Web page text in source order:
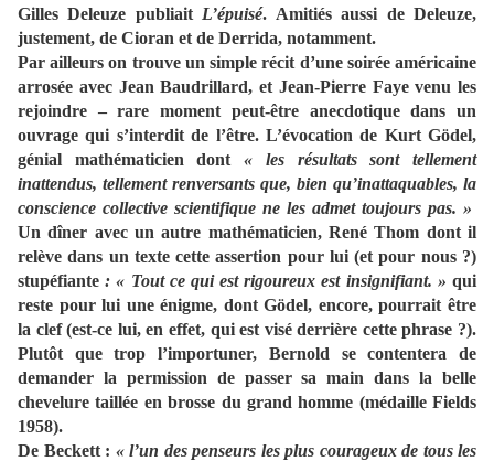
Gilles Deleuze publiait L’épuisé. Amitiés aussi de Deleuze,
justement, de Cioran et de Derrida, notamment.
Par ailleurs on trouve un simple récit d’une soirée américaine
arrosée avec Jean Baudrillard, et Jean-Pierre Faye venu les
rejoindre – rare moment peut-être anecdotique dans un
ouvrage qui s’interdit de l’être. L’évocation de Kurt Gödel,
génial mathématicien dont« les résultats sont tellement
inattendus, tellement renversants que, bien qu’inattaquables, la
conscience collective scientifique ne les admet toujours pas. »
Un dîner avec un autre mathématicien, René Thom dont il
relève dans un texte cette assertion pour lui (et pour nous ?)
stupéfiante: « Tout ce qui est rigoureux est insignifiant. » qui
reste pour lui une énigme, dont Gödel, encore, pourrait être
la clef (est-ce lui, en effet, qui est visé derrière cette phrase ?).
Plutôt que trop l’importuner, Bernold se contentera de
demander la permission de passer sa main dans la belle
chevelure taillée en brosse du grand homme (médaille Fields
1958).
De Beckett : « l’un des penseurs les plus courageux de tous les